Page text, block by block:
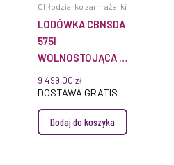
Chłodziarko zamrażarki
LODÓWKA CBNSDA
575I
WOLNOSTOJĄCA Z
SYSTEMEM
BIOFRESH
9 499,00 zł
DOSTAWA GRATIS
Dodaj do koszyka